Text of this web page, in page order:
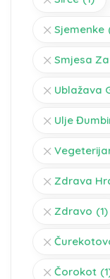
Sjemenke
Smjesa
Ublažava
Ulje
Zdrava
Zdravo (1)
Čorokot